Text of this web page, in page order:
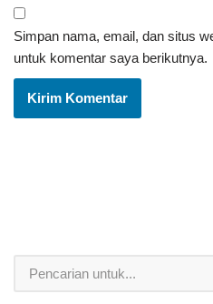
Simpan nama, email, dan situs
untuk komentar saya berikutnya.